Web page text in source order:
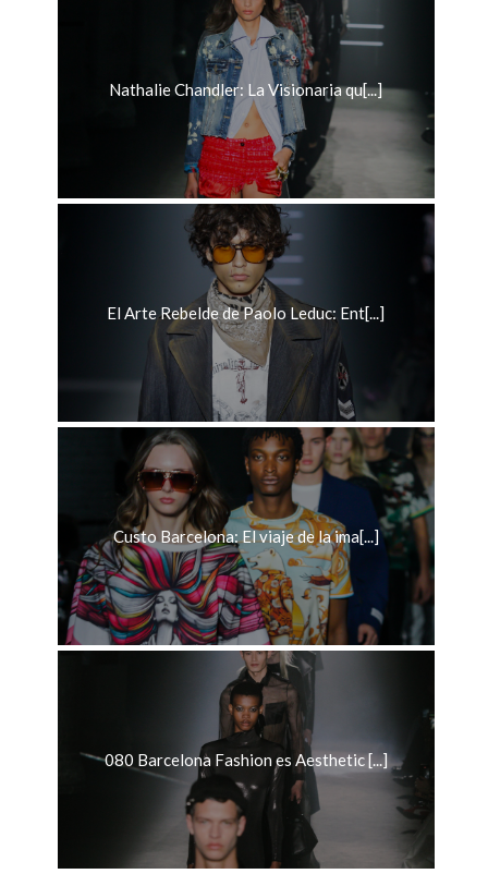
Nathalie Chandler: La Visionaria qu[...]
El Arte Rebelde de Paolo Leduc: Ent[...]
Custo Barcelona: El viaje de la ima[...]
080 Barcelona Fashion es Aesthetic [...]